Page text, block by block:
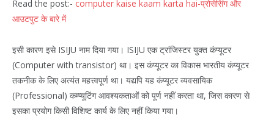
Read the post:- computer kaise kaam karta hai-प्रोसेसिंग और
आउटपुट के बारे में
इसी कारण इसे ISIJU नाम दिया गया। ISIJU एक ट्रांजिस्टर युक्त कंप्यूटर
(Computer with transistor) था। इस कंप्यूटर का विकास भारतीय कंप्यूटर
तकनीक के लिए अत्यंत महत्त्वपूर्ण था। यद्यपि यह कंप्यूटर व्यवसायिक
(Professional) कम्प्यूटिंग आवश्यकताओं को पूर्ण नहीं करता था, जिस कारण से
इसका प्रयोग किसी विशिष्ट कार्य के लिए नहीं किया गया।